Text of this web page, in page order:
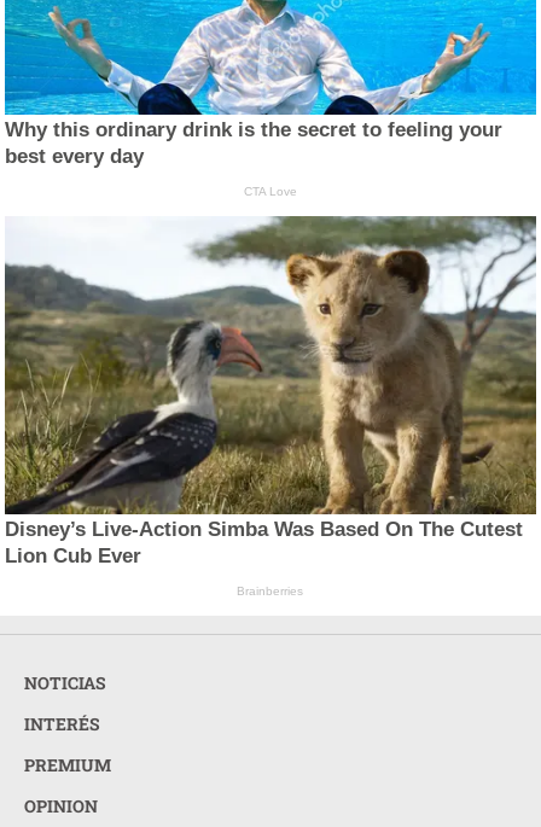
Why this ordinary drink is the secret to feeling your
best every day
CTA Love
Disney’s Live-Action Simba Was Based On The Cutest
Lion Cub Ever
Brainberries
NOTICIAS
INTERÉS
PREMIUM
OPINION